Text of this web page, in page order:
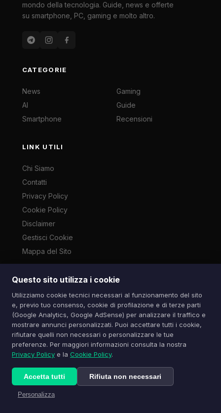
Questo sito utilizza i cookie
Utilizziamo cookie tecnici necessari al funzionamento del sito
e, previo tuo consenso, cookie di profilazione e di terze parti
(Google Analytics, Google AdSense) per analizzare il traffico e
mostrare annunci personalizzati. Puoi accettare tutti i cookie,
rifiutare quelli non necessari o personalizzare le tue
preferenze. Per maggiori informazioni consulta la nostra
Privacy Policy e la Cookie Policy.
Accetta tutti Rifiuta non necessari
Personalizza
mondo della tecnologia. Guide, news e offerte
su smartphone, PC, gaming e molto altro.
CATEGORIE
News
AI
Smartphone
Gaming
Guide
Recensioni
LINK UTILI
Chi Siamo
Contatti
Privacy Policy
Cookie Policy
Disclaimer
Gestisci Cookie
Mappa del Sito
Le immagini presenti su questo sito sono di proprietà dei
cronaca ai sensi dell'art. 70 L. 633/1941. Contatti:
info@spazioitech.it
© 2026 Spazio iTech — Seven Trade SRLS — P.IVA:
04077740985